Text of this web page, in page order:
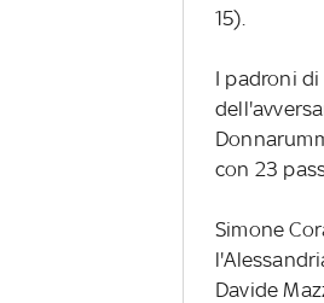
15).
I padroni
con 23
Simone
Davide